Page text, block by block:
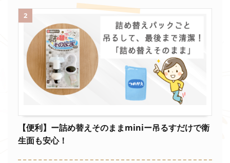
2
【便利】ー詰め替えそのままminiー吊るすだけで衛
生面も安心！